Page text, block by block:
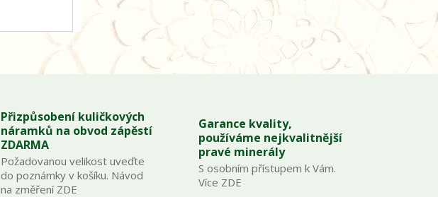
Přizpůsobení kuličkových
náramků na obvod zápěstí
ZDARMA
Požadovanou velikost uveďte
do poznámky v košíku. Návod
na změření ZDE
Garance kvality,
používáme nejkvalitnější
pravé minerály
S osobním přístupem k Vám.
Více ZDE